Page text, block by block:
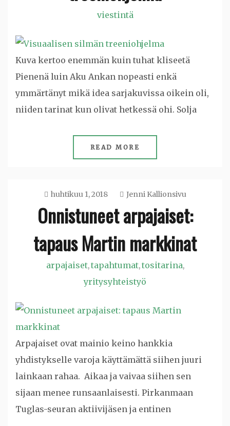
viestintä
Kuva kertoo enemmän kuin tuhat kliseetä
Pienenä luin Aku Ankan nopeasti enkä
ymmärtänyt mikä idea sarjakuvissa oikein oli,
niiden tarinat kun olivat hetkessä ohi. Solja
READ MORE
huhtikuu 1, 2018 Jenni Kallionsivu
Onnistuneet arpajaiset:
tapaus Martin markkinat
arpajaiset,tapahtumat,tositarina,
yritysyhteistyö
Arpajaiset ovat mainio keino hankkia
yhdistykselle varoja käyttämättä siihen juuri
lainkaan rahaa. Aikaa ja vaivaa siihen sen
sijaan menee runsaanlaisesti. Pirkanmaan
Tuglas-seuran aktiivijäsen ja entinen